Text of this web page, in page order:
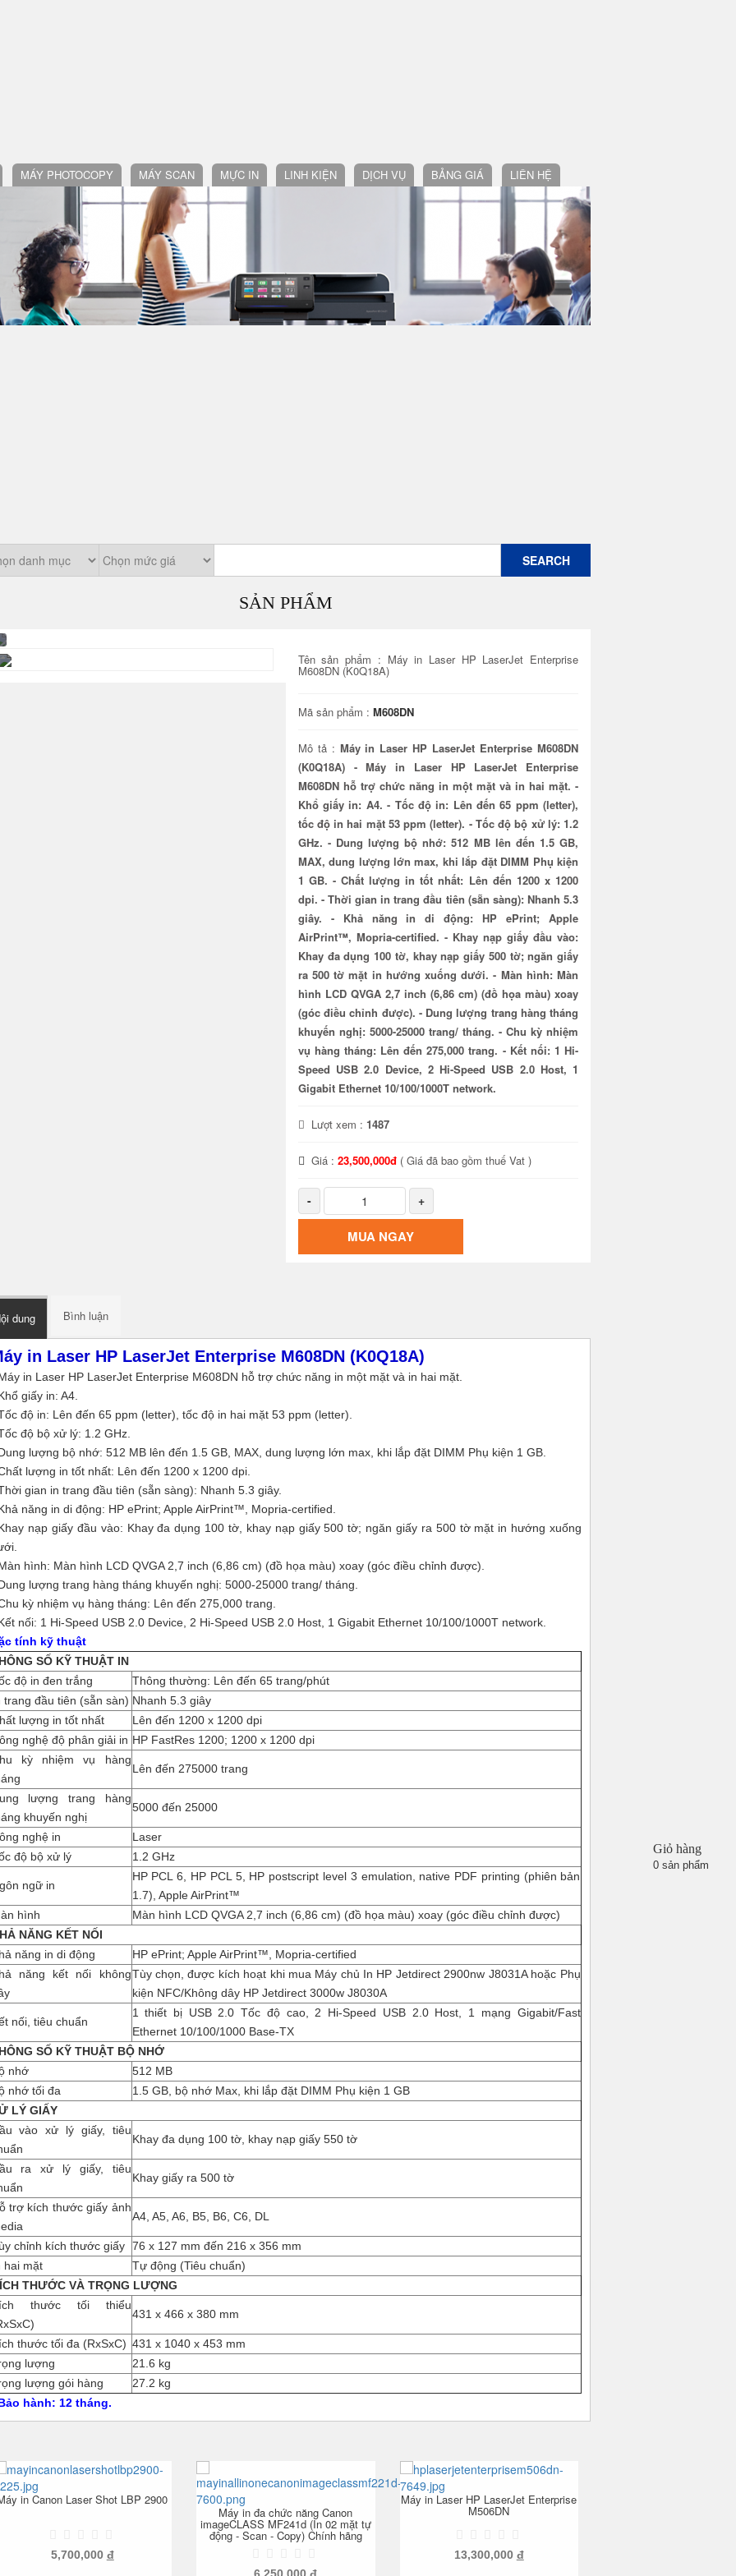
MÁY PHOTOCOPY MÁY SCAN MỰC IN LINH KIỆN DỊCH VỤ BẢNG GIÁ LIÊN HỆ
Giỏ hàng
0 sản phẩm
SẢN PHẨM
Tên sản phẩm : Máy in Laser HP LaserJet Enterprise
M608DN (K0Q18A)
Mã sản phẩm : M608DN
Mô tả : Máy in Laser HP LaserJet Enterprise M608DN
(K0Q18A) - Máy in Laser HP LaserJet Enterprise
M608DN hỗ trợ chức năng in một mặt và in hai mặt. -
Khổ giấy in: A4. - Tốc độ in: Lên đến 65 ppm (letter),
tốc độ in hai mặt 53 ppm (letter). - Tốc độ bộ xử lý: 1.2
GHz. - Dung lượng bộ nhớ: 512 MB lên đến 1.5 GB,
MAX, dung lượng lớn max, khi lắp đặt DIMM Phụ kiện
1 GB. - Chất lượng in tốt nhất: Lên đến 1200 x 1200
dpi. - Thời gian in trang đầu tiên (sẵn sàng): Nhanh 5.3
giây. - Khả năng in di động: HP ePrint; Apple
AirPrint™, Mopria-certified. - Khay nạp giấy đầu vào:
Khay đa dụng 100 tờ, khay nạp giấy 500 tờ; ngăn giấy
ra 500 tờ mặt in hướng xuống dưới. - Màn hình: Màn
hình LCD QVGA 2,7 inch (6,86 cm) (đồ họa màu) xoay
(góc điều chỉnh được). - Dung lượng trang hàng tháng
khuyến nghị: 5000-25000 trang/ tháng. - Chu kỳ nhiệm
vụ hàng tháng: Lên đến 275,000 trang. - Kết nối: 1 Hi-
Speed USB 2.0 Device, 2 Hi-Speed USB 2.0 Host, 1
Gigabit Ethernet 10/100/1000T network.
Lượt xem : 1487
Giá : 23,500,000đ ( Giá đã bao gồm thuế Vat )
- +
MUA NGAY
dung Bình luận
in Laser HP LaserJet Enterprise M608DN (K0Q18A)
in Laser HP LaserJet Enterprise M608DN hỗ trợ chức năng in một mặt và in hai mặt.
giấy in: A4.
độ in: Lên đến 65 ppm (letter), tốc độ in hai mặt 53 ppm (letter).
độ bộ xử lý: 1.2 GHz.
lượng bộ nhớ: 512 MB lên đến 1.5 GB, MAX, dung lượng lớn max, khi lắp đặt DIMM Phụ kiện 1 GB.
lượng in tốt nhất: Lên đến 1200 x 1200 dpi.
gian in trang đầu tiên (sẵn sàng): Nhanh 5.3 giây.
năng in di động: HP ePrint; Apple AirPrint™, Mopria-certified.
nạp giấy đầu vào: Khay đa dụng 100 tờ, khay nạp giấy 500 tờ; ngăn giấy ra 500 tờ mặt in hướng xuống
hình: Màn hình LCD QVGA 2,7 inch (6,86 cm) (đồ họa màu) xoay (góc điều chỉnh được).
lượng trang hàng tháng khuyến nghị: 5000-25000 trang/ tháng.
kỳ nhiệm vụ hàng tháng: Lên đến 275,000 trang.
nối: 1 Hi-Speed USB 2.0 Device, 2 Hi-Speed USB 2.0 Host, 1 Gigabit Ethernet 10/100/1000T network.
tính kỹ thuật
SỐ KỸ THUẬT IN
độ in đen trắng
Thông thường: Lên đến 65 trang/phút
trang đầu tiên (sẵn sàn) Nhanh 5.3 giây
lượng in tốt nhất
Lên đến 1200 x 1200 dpi
nghệ độ phân giải in HP FastRes 1200; 1200 x 1200 dpi
kỳ nhiệm vụ hàng
Lên đến 275000 trang
lượng trang hàng
khuyến nghị
5000 đến 25000
nghệ in
Laser
độ bộ xử lý
1.2 GHz
ngữ in
HP PCL 6, HP PCL 5, HP postscript level 3 emulation, native PDF printing (phiên bản
1.7), Apple AirPrint™
hình
Màn hình LCD QVGA 2,7 inch (6,86 cm) (đồ họa màu) xoay (góc điều chỉnh được)
NĂNG KẾT NỐI
năng in di động
HP ePrint; Apple AirPrint™, Mopria-certified
năng kết nối khôngTùy chọn, được kích hoạt khi mua Máy chủ In HP Jetdirect 2900nw J8031A hoặc Phụ
kiện NFC/Không dây HP Jetdirect 3000w J8030A
nối, tiêu chuẩn
1 thiết bị USB 2.0 Tốc độ cao, 2 Hi-Speed USB 2.0 Host, 1 mạng Gigabit/Fast
Ethernet 10/100/1000 Base-TX
SỐ KỸ THUẬT BỘ NHỚ
nhớ
512 MB
nhớ tối đa
1.5 GB, bộ nhớ Max, khi lắp đặt DIMM Phụ kiện 1 GB
LÝ GIẤY
vào xử lý giấy, tiêu
Khay đa dụng 100 tờ, khay nạp giấy 550 tờ
ra xử lý giấy, tiêu
Khay giấy ra 500 tờ
trợ kích thước giấy ảnh
A4, A5, A6, B5, B6, C6, DL
chỉnh kích thước giấy 76 x 127 mm đến 216 x 356 mm
hai mặt
Tự động (Tiêu chuẩn)
THƯỚC VÀ TRỌNG LƯỢNG
thước tối thiểu
431 x 466 x 380 mm
thước tối đa (RxSxC) 431 x 1040 x 453 mm
lượng
21.6 kg
lượng gói hàng
27.2 kg
hành: 12 tháng.
in Canon Laser Shot LBP 2900
5,700,000 đ
Máy in đa chức năng Canon
imageCLASS MF241d (In 02 mặt tự
động - Scan - Copy) Chính hãng
6,250,000đ
Máy in Laser HP LaserJet Enterprise
M506DN
13,300,000 đ